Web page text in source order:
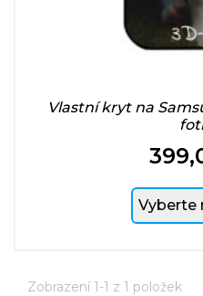
Vlastní kryt na
Cena
Vyberte
Zobrazení 1-1 z 1 položek